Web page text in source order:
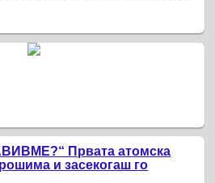
Првата атомска
и засекогаш го